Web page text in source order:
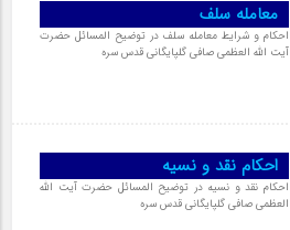
معامله سلف
احکام و شرایط معامله سلف در توضیح المسائل حضرت
آیت الله العظمی صافی گلپایگانی قدس سره
احکام نقد و نسیه
احکام نقد و نسیه در توضیح المسائل حضرت آیت الله
العظمی صافی گلپایگانی قدس سره